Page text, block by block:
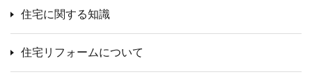
住宅に関する知識
住宅リフォームについて